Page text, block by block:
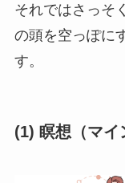
それではさっそ
の頭を空っぽに
す。
(1) 瞑想（マイ